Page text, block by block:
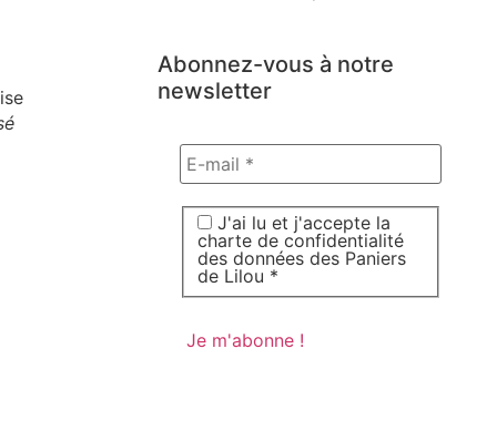
Abonnez-vous à notre
newsletter
J'ai lu et j'accepte la
charte de confidentialité
des données des Paniers
de Lilou *